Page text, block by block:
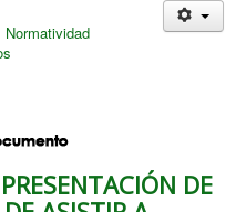
Normatividad
DE